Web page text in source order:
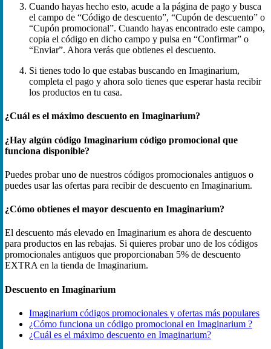
Cuando hayas hecho esto, acude a la página de pago y busca
el campo de “Código de descuento”, “Cupón de descuento” o
“Cupón promocional”. Cuando hayas encontrado este campo,
copia el código en dicho campo y pulsa en “Confirmar” o
“Enviar”. Ahora verás que obtienes el descuento.
Si tienes todo lo que estabas buscando en Imaginarium,
completa el pago y ahora solo tienes que esperar hasta recibir
los productos en tu casa.
¿Cuál es el máximo descuento en Imaginarium?
¿Hay algún código Imaginarium código promocional que
funciona disponible?
Puedes probar uno de nuestros códigos promocionales antiguos o
puedes usar las ofertas para recibir de descuento en Imaginarium.
¿Cómo obtienes el mayor descuento en Imaginarium?
El descuento más elevado en Imaginarium es ahora de descuento
para productos en las rebajas. Si quieres probar uno de los códigos
promocionales antiguos que proporcionaban 5% de descuento
EXTRA en la tienda de Imaginarium.
Descuento en Imaginarium
Imaginarium códigos promocionales y ofertas más populares
¿Cómo funciona un código promocional en Imaginarium ?
¿Cuál es el máximo descuento en Imaginarium?